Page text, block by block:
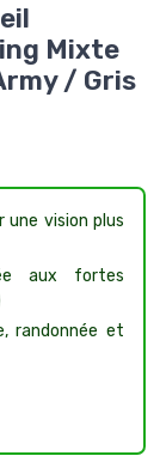
Mixte
/ Gris
une vision plus
aux fortes
randonnée et